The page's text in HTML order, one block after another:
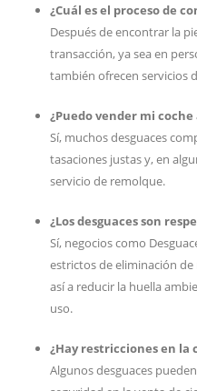
¿Cuál es el proceso de
Después de encontrar la
transacción, ya sea en
también ofrecen servicios
¿Puedo vender mi
Sí, muchos desguaces
tasaciones justas y, en
servicio de remolque.
¿Los desguaces son
Sí, negocios como
estrictos de eliminación
así a reducir la huella
uso.
¿Hay restricciones en la
Algunos desguaces